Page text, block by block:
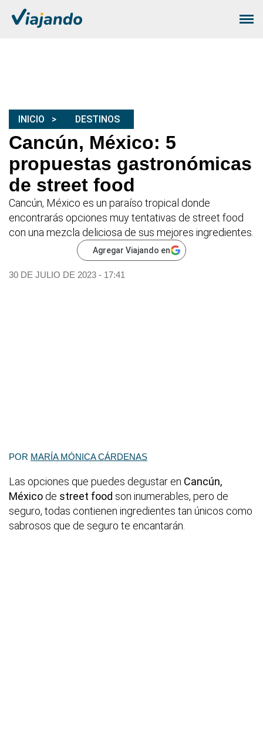
INICIO DESTINOS
Cancún, México: 5
propuestas gastronómicas
de street food
Cancún, México es un paraíso tropical donde
encontrarás opciones muy tentativas de street food
con una mezcla deliciosa de sus mejores ingredientes.
Agregar Viajando en
30 DE JULIO DE 2023 - 17:41
POR MARÍA MÓNICA CÁRDENAS
Las opciones que puedes degustar en Cancún,
México de street food son inumerables, pero de
seguro, todas contienen ingredientes tan únicos como
sabrosos que de seguro te encantarán.